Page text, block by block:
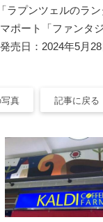
ラプンツェルのラ
ポート「ファンタ
売日：2024年5月28
真 記事に戻る